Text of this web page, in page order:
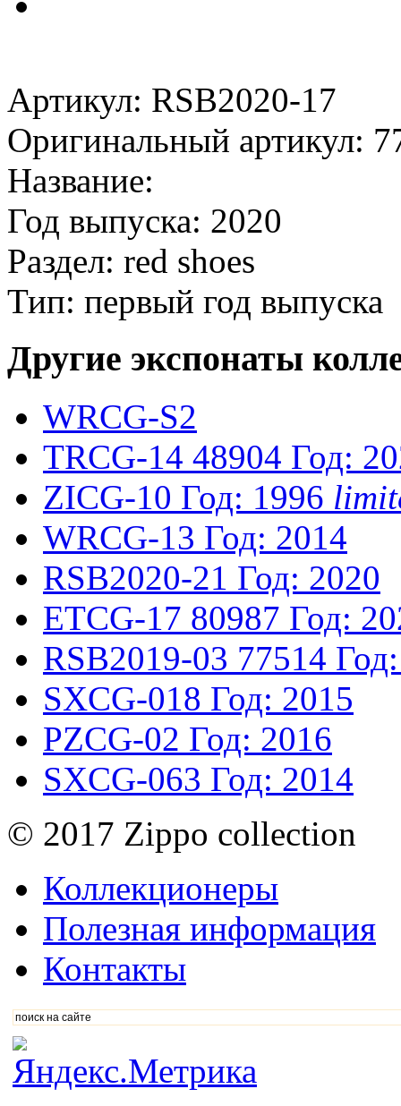
Артикул: RSB2020-17
Оригинальный артикул:
Название:
Год выпуска: 2020
Раздел: red shoes
Тип: первый год выпуска
Другие экспонаты
WRCG-S2
TRCG-14 48904 Год:
ZICG-10 Год: 1996
WRCG-13 Год: 2014
RSB2020-21 Год: 2020
ETCG-17 80987 Год:
RSB2019-03 77514
SXCG-018 Год: 2015
PZCG-02 Год: 2016
SXCG-063 Год: 2014
© 2017 Zippo collection
Коллекционеры
Полезная информация
Контакты